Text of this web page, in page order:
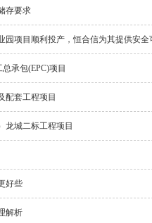
存要求
园项目顺利投产，恒合信为其提供安
承包(EPC)项目
配套工程项目
龙城二标工程项目
好些
解析